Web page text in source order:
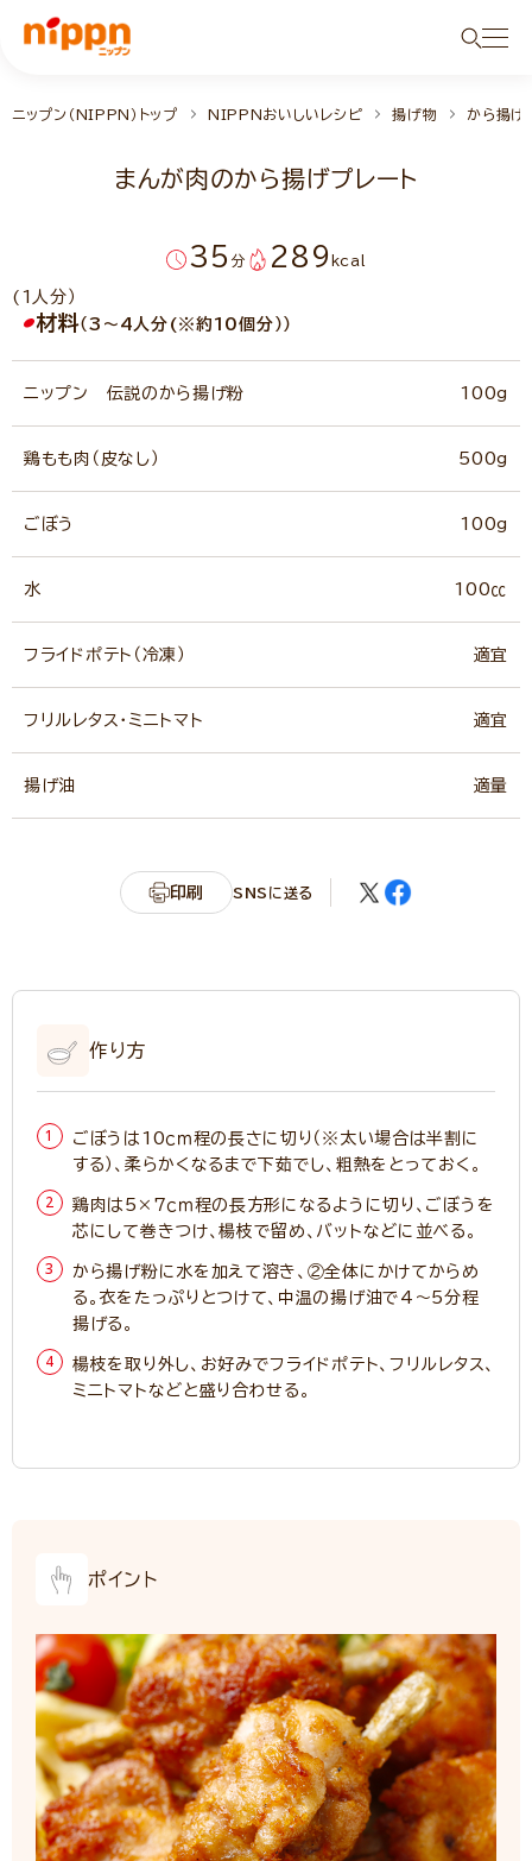
ニップン（NIPPN）トップ NIPPNおいしいレシピ 揚げ物 から揚げ
まんが肉のから揚げプレート
35 分 289 kcal
(1人分）
材料（3～4人分(※約10個分））
ニップン 伝説のから揚げ粉 100g
鶏もも肉（皮なし） 500g
ごぼう 100g
水 100㏄
フライドポテト（冷凍） 適宜
フリルレタス・ミニトマト 適宜
揚げ油 適量
印刷 SNSに送る
作り方
ごぼうは10ｃｍ程の長さに切り（※太い場合は半割に
する）、柔らかくなるまで下茹でし、粗熱をとっておく。
鶏肉は5×7ｃｍ程の長方形になるように切り、ごぼうを
芯にして巻きつけ、楊枝で留め、バットなどに並べる。
から揚げ粉に水を加えて溶き、②全体にかけてからめ
る。衣をたっぷりとつけて、中温の揚げ油で4～5分程
揚げる。
楊枝を取り外し、お好みでフライドポテト、フリルレタス、
ミニトマトなどと盛り合わせる。
ポイント